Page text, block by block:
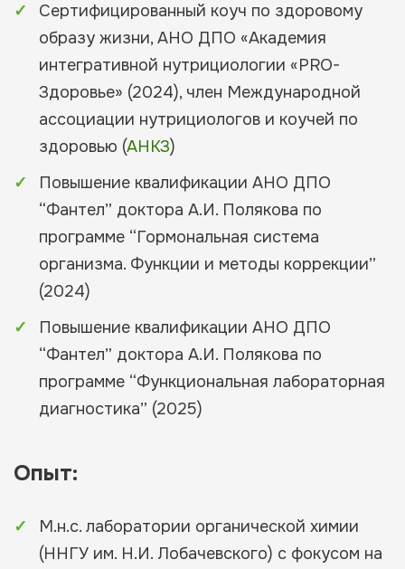
Сертифицированный коуч по здоровому
образу жизни, АНО ДПО «Академия
интегративной нутрициологии «PRO-
Здоровье» (2024), член Международной
ассоциации нутрициологов и коучей по
здоровью (АНКЗ)
Повышение квалификации АНО ДПО
“Фантел” доктора А.И. Полякова по
программе “Гормональная система
организма. Функции и методы коррекции”
(2024)
Повышение квалификации АНО ДПО
“Фантел” доктора А.И. Полякова по
программе “Функциональная лабораторная
диагностика” (2025)
Опыт:
М.н.с. лаборатории органической химии
(ННГУ им. Н.И. Лобачевского) с фокусом на